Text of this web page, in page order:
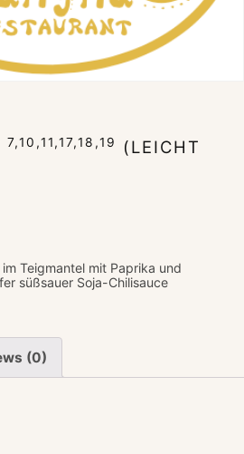
7,10,11,17,18,19
(LEICHT
Teigmantel mit Paprika und
süßsauer Soja-Chilisauce
(0)